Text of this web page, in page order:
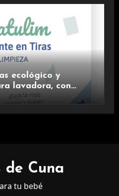
ecológico y
lavadora, con
y fragancia de
de Cuna
tu bebé